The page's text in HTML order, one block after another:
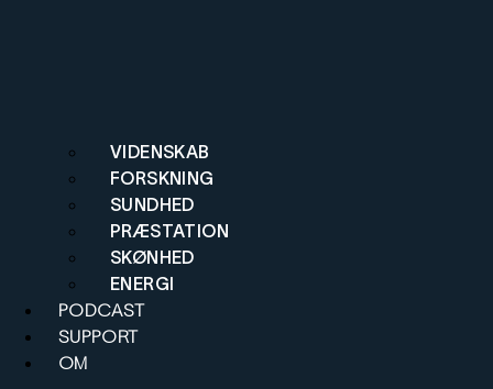
VIDENSKAB
FORSKNING
SUNDHED
PRÆSTATION
SKØNHED
ENERGI
PODCAST
SUPPORT
OM